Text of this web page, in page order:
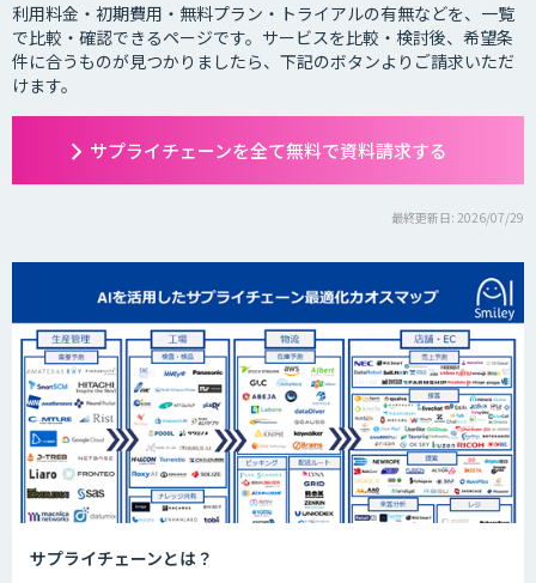
利用料金・初期費用・無料プラン・トライアルの有無などを、一覧
で比較・確認できるページです。サービスを比較・検討後、希望条
件に合うものが見つかりましたら、下記のボタンよりご請求いただ
けます。
サプライチェーンを全て無料で資料請求する
最終更新日: 2026/07/29
サプライチェーンとは？